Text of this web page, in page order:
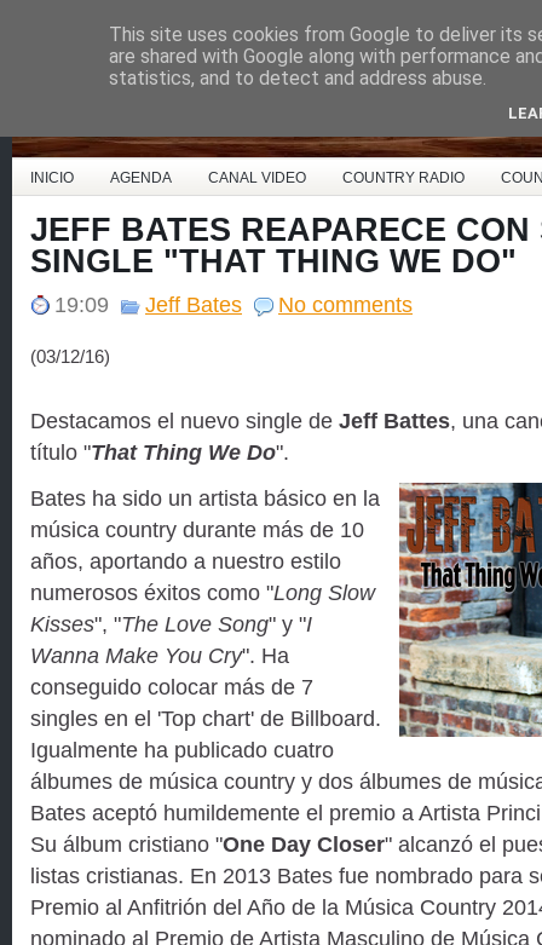
Country Music España
INICIO AGENDA CANAL VIDEO COUNTRY RADIO
JEFF BATES REAPARECE CON
SINGLE "THAT THING WE DO"
19:09 Jeff Bates No comments
(03/12/16)
Destacamos el nuevo single de Jeff Battes, una
título "That Thing We Do".
Bates ha sido un artista básico en la
música country durante más de 10
años, aportando a nuestro estilo
numerosos éxitos como "Long Slow
Kisses", "The Love Song" y "I
Wanna Make You Cry". Ha
conseguido colocar más de 7
singles en el 'Top chart' de Billboard.
Igualmente ha publicado cuatro
álbumes de música country y dos álbumes de
Bates aceptó humildemente el premio a Artista
Su álbum cristiano "One Day Closer" alcanzó el
listas cristianas. En 2013 Bates fue nombrado para
Premio al Anfitrión del Año de la Música Country
nominado al Premio de Artista Masculino de Música
This site uses cookies from Google to deliver its
are shared with Google along with performance
statistics, and to detect and address abuse.